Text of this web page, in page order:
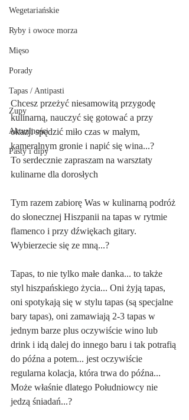
Wegetariańskie
Ryby i owoce morza
Mięso
Porady
Tapas / Antipasti
Zupy
Aktualności
Pasty i dipy
Chcesz przeżyć niesamowitą przygodę
kulinarną, nauczyć się gotować a przy
okazji spędzić miło czas w małym,
kameralnym gronie i napić się wina...?
To serdecznie zapraszam na warsztaty
kulinarne dla dorosłych
Tym razem zabiorę Was w kulinarną podróż
do słonecznej Hiszpanii na tapas w rytmie
flamenco i przy dźwiękach gitary.
Wybierzecie się ze mną...?
Tapas, to nie tylko małe danka... to także
styl hiszpańskiego życia... Oni żyją tapas,
oni spotykają się w stylu tapas (są specjalne
bary tapas), oni zamawiają 2-3 tapas w
jednym barze plus oczywiście wino lub
drink i idą dalej do innego baru i tak potrafią
do późna a potem... jest oczywiście
regularna kolacja, która trwa do późna...
Może właśnie dlatego Południowcy nie
jedzą śniadań...?